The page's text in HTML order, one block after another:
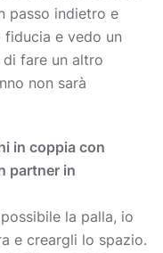
passo indietro e
e vedo un
fare un altro
non sarà
in coppia con
partner in
la palla, io
e creargli lo spazio.